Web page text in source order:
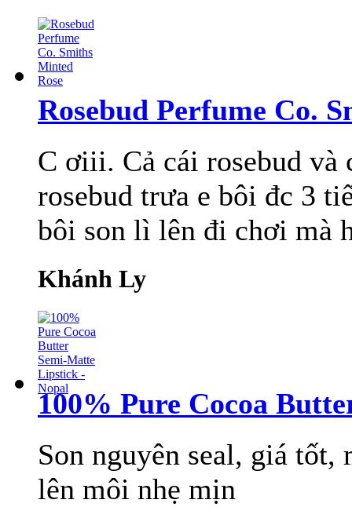
Rosebud Perfume Co.
C ơiii. Cả cái rosebud và
rosebud trưa e bôi đc 3
bôi son lì lên đi chơi mà
Khánh Ly
100% Pure Cocoa
Son nguyên seal, giá tốt,
lên môi nhẹ mịn